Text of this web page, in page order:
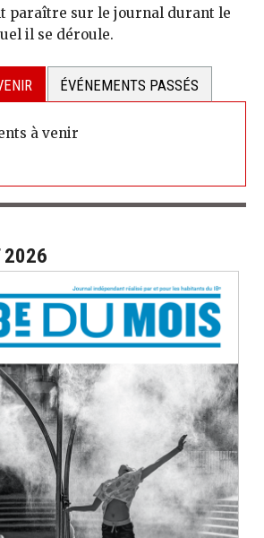
paraître sur le journal durant le
il se déroule.
ÉVÉNEMENTS PASSÉS
à venir
2026